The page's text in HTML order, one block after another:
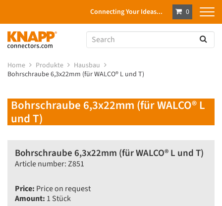
Connecting Your Ideas... 0
Home Produkte
Hausbau
Bohrschraube 6,3x22mm (für WALCO® L und T)
Bohrschraube 6,3x22mm (für WALCO® L
und T)
Bohrschraube 6,3x22mm (für WALCO® L und T)
Article number: Z851
Price: Price on request
Amount: 1 Stück